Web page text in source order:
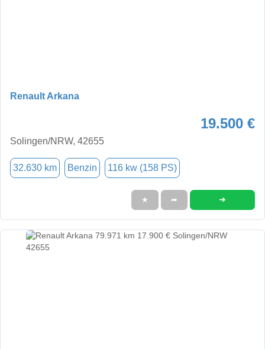
Renault Arkana
19.500 €
Solingen/NRW, 42655
32.630 km Benzin 116 kw (158 PS)
★ ➦ ➜